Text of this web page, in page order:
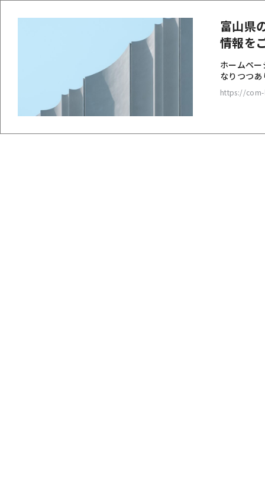
富山県
情報を
ホームペ
なりつつ
https://